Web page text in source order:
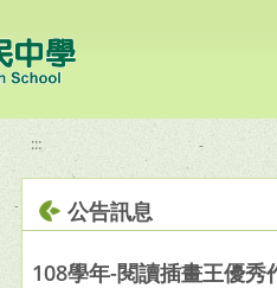
:::
公告訊息
108學年-閱讀插畫王優秀